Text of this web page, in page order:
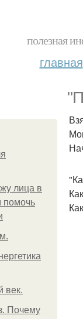
полезная
главная
лица в
помочь
век.
Почему